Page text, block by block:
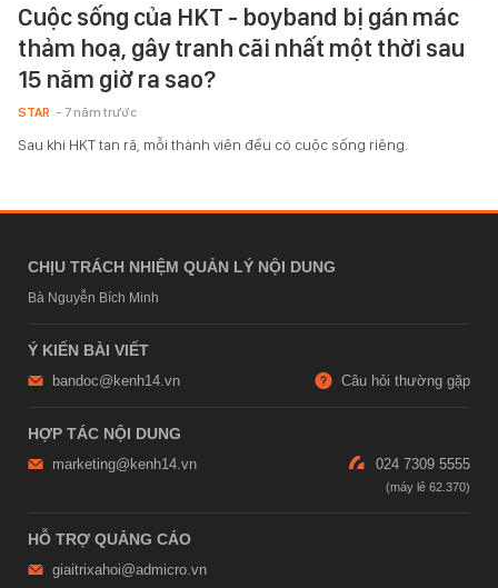
Cuộc sống của HKT - boyband bị gán mác
thảm hoạ, gây tranh cãi nhất một thời sau
15 năm giờ ra sao?
STAR - 7 năm trước
Sau khi HKT tan rã, mỗi thành viên đều có cuộc sống riêng.
CHỊU TRÁCH NHIỆM QUẢN LÝ NỘI DUNG
Bà Nguyễn Bích Minh
Ý KIẾN BÀI VIẾT
bandoc@kenh14.vn Câu hỏi thường gặp
HỢP TÁC NỘI DUNG
marketing@kenh14.vn 024 7309 5555
HỖ TRỢ QUẢNG CÁO
giaitrixahoi@admicro.vn